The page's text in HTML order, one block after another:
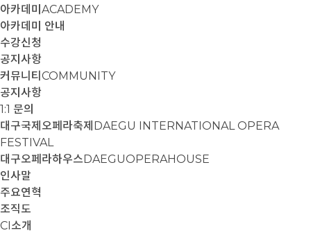
아카데미 ACADEMY
아카데미 안내
수강신청
공지사항
커뮤니티 COMMUNITY
공지사항
1:1 문의
대구국제오페라축제 DAEGU INTERNATIONAL OPERA
FESTIVAL
대구오페라하우스DAEGUOPERAHOUSE
인사말
주요연혁
조직도
CI소개